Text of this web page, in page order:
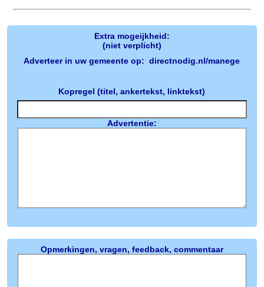
Extra mogeijkheid:
(niet verplicht)
Adverteer in uw gemeente op: directnodig.nl/manege
Kopregel (titel, ankertekst, linktekst)
Advertentie:
Opmerkingen, vragen, feedback, commentaar